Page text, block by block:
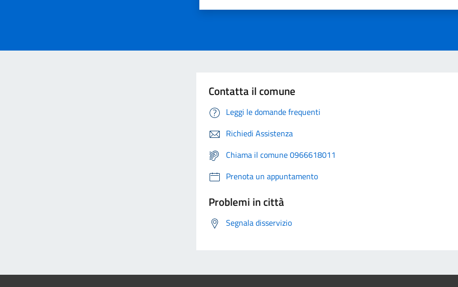
Contatta il comune
Leggi le domande frequenti
Richiedi Assistenza
Chiama il comune 0966618011
Prenota un appuntamento
Problemi in città
Segnala disservizio